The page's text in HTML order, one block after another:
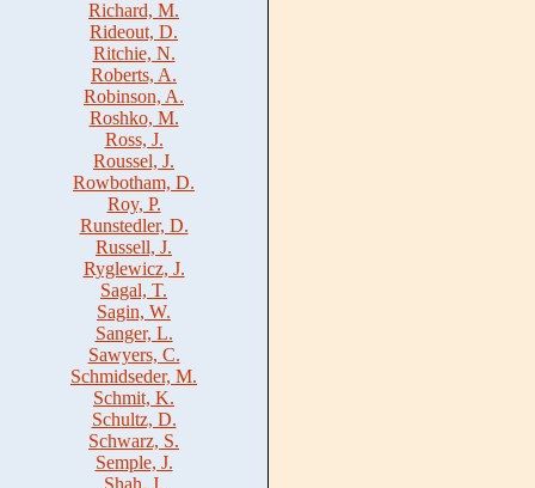
Richard, M.
Rideout, D.
Ritchie, N.
Roberts, A.
Robinson, A.
Roshko, M.
Ross, J.
Roussel, J.
Rowbotham, D.
Roy, P.
Runstedler, D.
Russell, J.
Ryglewicz, J.
Sagal, T.
Sagin, W.
Sanger, L.
Sawyers, C.
Schmidseder, M.
Schmit, K.
Schultz, D.
Schwarz, S.
Semple, J.